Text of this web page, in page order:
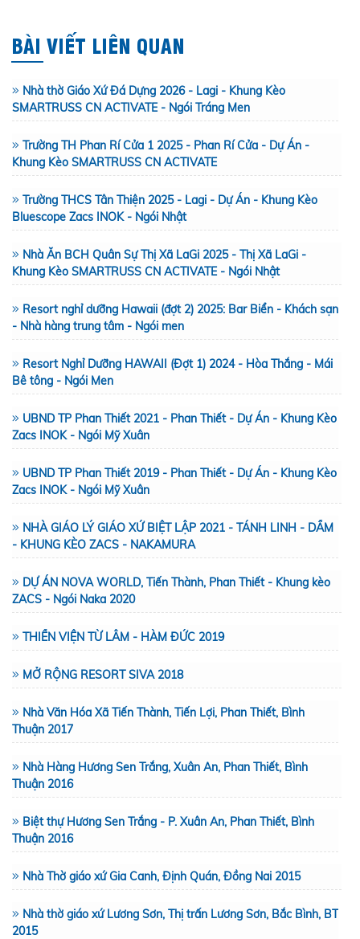
BÀI VIẾT LIÊN QUAN
Nhà thờ Giáo Xứ Đá Dựng 2026 - Lagi - Khung Kèo
SMARTRUSS CN ACTIVATE - Ngói Tráng Men
Trường TH Phan Rí Cửa 1 2025 - Phan Rí Cửa - Dự Án -
Khung Kèo SMARTRUSS CN ACTIVATE
Trường THCS Tân Thiện 2025 - Lagi - Dự Án - Khung Kèo
Bluescope Zacs INOK - Ngói Nhật
Nhà Ăn BCH Quân Sự Thị Xã LaGi 2025 - Thị Xã LaGi -
Khung Kèo SMARTRUSS CN ACTIVATE - Ngói Nhật
Resort nghỉ dưỡng Hawaii (đợt 2) 2025: Bar Biển - Khách sạn
- Nhà hàng trung tâm - Ngói men
Resort Nghỉ Dưỡng HAWAII (Đợt 1) 2024 - Hòa Thắng - Mái
Bê tông - Ngói Men
UBND TP Phan Thiết 2021 - Phan Thiết - Dự Án - Khung Kèo
Zacs INOK - Ngói Mỹ Xuân
UBND TP Phan Thiết 2019 - Phan Thiết - Dự Án - Khung Kèo
Zacs INOK - Ngói Mỹ Xuân
NHÀ GIÁO LÝ GIÁO XỨ BIỆT LẬP 2021 - TÁNH LINH - DẦM
- KHUNG KÈO ZACS - NAKAMURA
DỰ ÁN NOVA WORLD, Tiến Thành, Phan Thiết - Khung kèo
ZACS - Ngói Naka 2020
THIỀN VIỆN TỪ LÂM - HÀM ĐỨC 2019
MỞ RỘNG RESORT SIVA 2018
Nhà Văn Hóa Xã Tiến Thành, Tiến Lợi, Phan Thiết, Bình
Thuận 2017
Nhà Hàng Hương Sen Trắng, Xuân An, Phan Thiết, Bình
Thuận 2016
Biệt thự Hương Sen Trắng - P. Xuân An, Phan Thiết, Bình
Thuận 2016
Nhà Thờ giáo xứ Gia Canh, Định Quán, Đồng Nai 2015
Nhà thờ giáo xứ Lương Sơn, Thị trấn Lương Sơn, Bắc Bình, BT
2015